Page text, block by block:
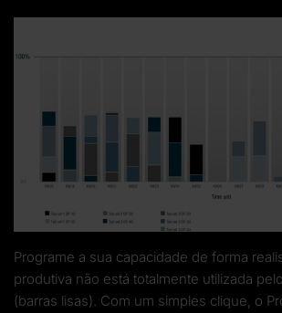
Programe a sua capacidade de forma
produtiva não está totalmente utilizada
(barras lisas). Com um simples clique, o